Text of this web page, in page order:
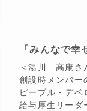
「みんなで
＜湯川 高康さ
創設時メンバ
ピープル・デ
給与厚生リー